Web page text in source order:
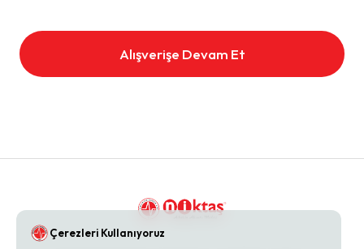
Alışverişe Devam Et
Çerezleri Kullanıyoruz